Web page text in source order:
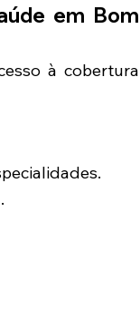
em Bom
à cobertura